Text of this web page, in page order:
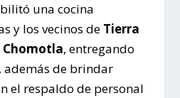
una cocina
y los vecinos de Tierra
, entregando
además de brindar
el respaldo de personal